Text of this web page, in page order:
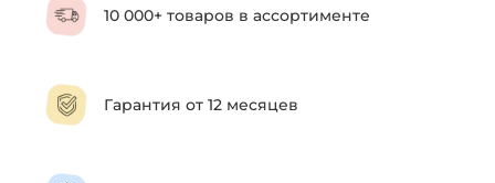
10 000+ товаров в ассортименте
Гарантия от 12 месяцев